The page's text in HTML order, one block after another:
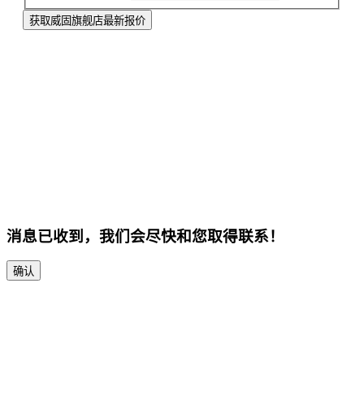
获取威固旗舰店最新报价
消息已收到，我们会尽快和您取得联系！
确认